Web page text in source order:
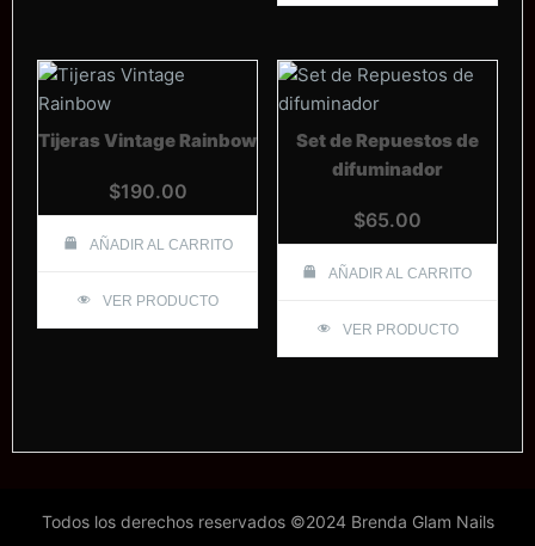
Tijeras Vintage Rainbow
$190.00
AÑADIR AL CARRITO
VER PRODUCTO
Set de Repuestos de
difuminador
$65.00
AÑADIR AL CARRITO
VER PRODUCTO
Todos los derechos reservados ©2024 Brenda Glam Nails